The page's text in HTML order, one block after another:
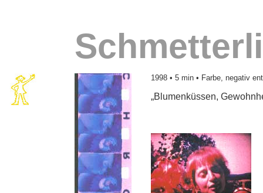
1998 • 5 min • Farbe, negativ
„Blumenküssen,